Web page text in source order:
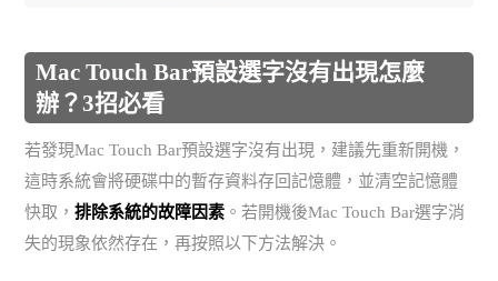
Mac Touch Bar預設選字沒有出現怎麼
辦？3招必看
若發現Mac Touch Bar預設選字沒有出現，建議先重新開機，
這時系統會將硬碟中的暫存資料存回記憶體，並清空記憶體
快取，排除系統的故障因素 。若開機後Mac Touch Bar選字消
失的現象依然存在，再按照以下方法解決。